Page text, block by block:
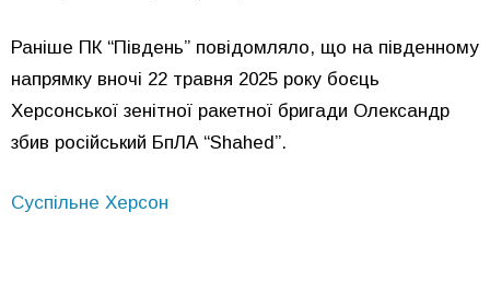
Раніше ПК “Південь” повідомляло, що на південному
напрямку вночі 22 травня 2025 року боєць
Херсонської зенітної ракетної бригади Олександр
збив російський БпЛА “Shahed”.
Суспільне Херсон